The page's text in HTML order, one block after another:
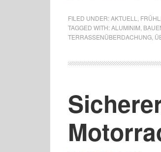
FILED UNDER:AKTUELL
TAGGED WITH:ALUMINIM
TERRASSENÜBERDACHUNG